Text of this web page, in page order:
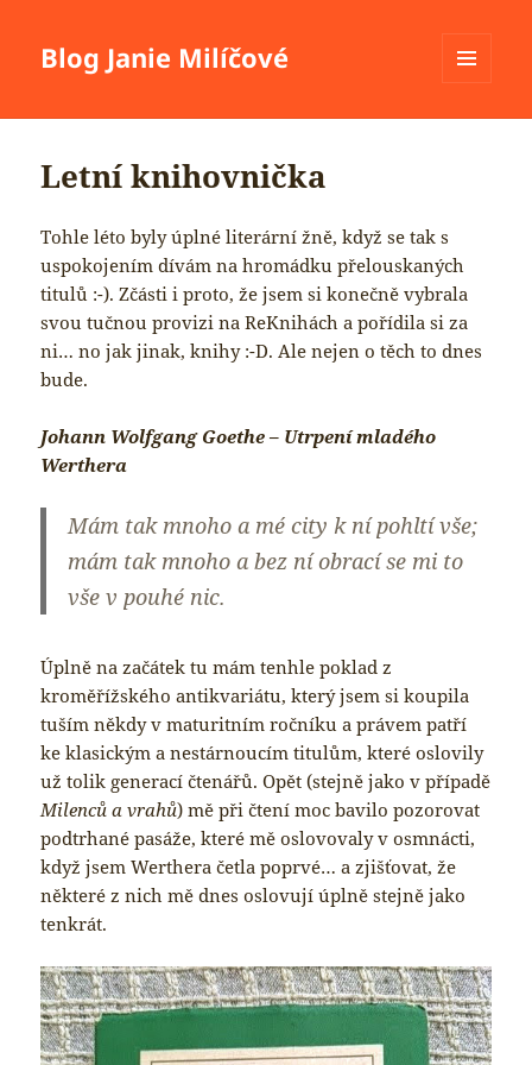
Blog Janie Milíčové
Letní knihovnička
Tohle léto byly úplné literární žně, když se tak s
uspokojením dívám na hromádku přelouskaných
titulů :-). Zčásti i proto, že jsem si konečně vybrala
svou tučnou provizi na ReKnihách a pořídila si za
ni… no jak jinak, knihy :-D. Ale nejen o těch to dnes
bude.
Johann Wolfgang Goethe – Utrpení mladého
Werthera
Mám tak mnoho a mé city k ní pohltí vše;
mám tak mnoho a bez ní obrací se mi to
vše v pouhé nic.
Úplně na začátek tu mám tenhle poklad z
kroměřížského antikvariátu, který jsem si koupila
tuším někdy v maturitním ročníku a právem patří
ke klasickým a nestárnoucím titulům, které oslovily
už tolik generací čtenářů. Opět (stejně jako v případě
Milenců a vrahů) mě při čtení moc bavilo pozorovat
podtrhané pasáže, které mě oslovovaly v osmnácti,
když jsem Werthera četla poprvé… a zjišťovat, že
některé z nich mě dnes oslovují úplně stejně jako
tenkrát.